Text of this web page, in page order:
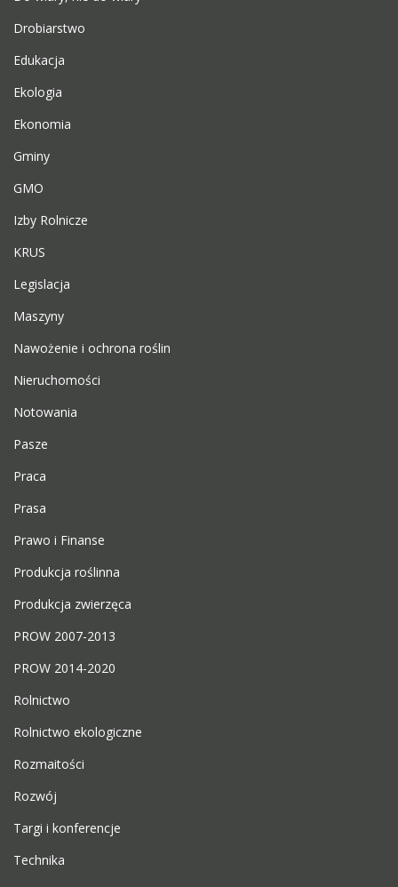
Drobiarstwo
Edukacja
Ekologia
Ekonomia
Gminy
GMO
Izby Rolnicze
KRUS
Legislacja
Maszyny
Nawożenie i ochrona roślin
Nieruchomości
Notowania
Pasze
Praca
Prasa
Prawo i Finanse
Produkcja roślinna
Produkcja zwierzęca
PROW 2007-2013
PROW 2014-2020
Rolnictwo
Rolnictwo ekologiczne
Rozmaitości
Rozwój
Targi i konferencje
Technika